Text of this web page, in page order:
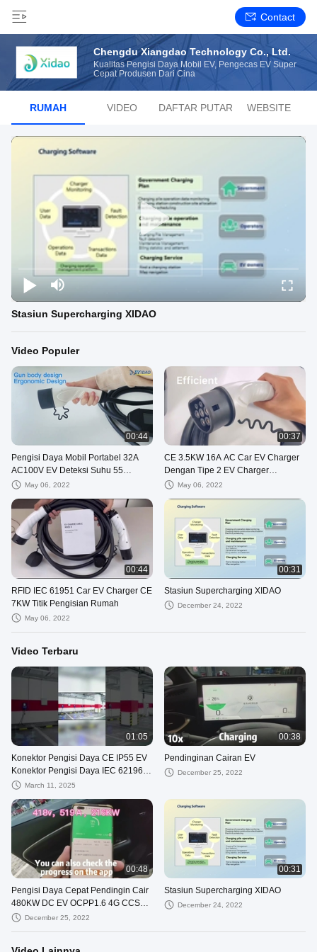
Contact
Chengdu Xiangdao Technology Co., Ltd.
Kualitas Pengisi Daya Mobil EV, Pengecas EV Super
Cepat Produsen Dari Cina
RUMAH VIDEO DAFTAR PUTAR WEBSITE
Stasiun Supercharging XIDAO
Video Populer
00:44
Pengisi Daya Mobil Portabel 32A
AC100V EV Deteksi Suhu 55
DerajatMay 06, 2022
00:37
CE 3.5KW 16A AC Car EV Charger
Dengan Tipe 2 EV Charger
OCPP1.6
May 06, 2022
00:44
RFID IEC 61951 Car EV Charger CE
7KW Titik Pengisian Rumah
May 06, 2022
00:31
Stasiun Supercharging XIDAO
December 24, 2022
Video Terbaru
01:05
Konektor Pengisi Daya CE IP55 EV
Konektor Pengisi Daya IEC 62196
EV March 11, 2025
00:38
Pendinginan Cairan EV
December 25, 2022
00:48
Pengisi Daya Cepat Pendingin Cair
480KW DC EV OCPP1.6 4G CCS2
GB/T CCS1
December 25, 2022
00:31
Stasiun Supercharging XIDAO
December 24, 2022